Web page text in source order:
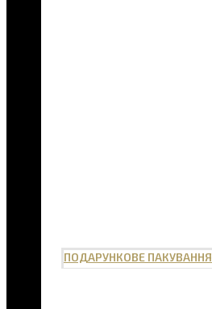
ПОДАРУНКОВЕ ПАКУВАННЯ